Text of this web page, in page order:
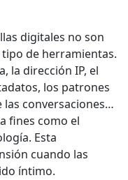
digitales no son
de herramientas.
la dirección IP, el
los patrones
las conversaciones…
fines como el
Esta
cuando las
íntimo.